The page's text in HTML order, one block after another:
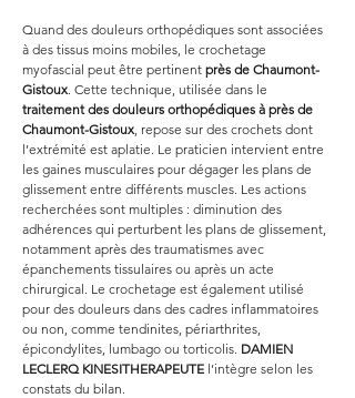
Quand des douleurs orthopédiques sont associées
à des tissus moins mobiles, le crochetage
myofascial peut être pertinent près de Chaumont-
Gistoux. Cette technique, utilisée dans le
traitement des douleurs orthopédiques à près de
Chaumont-Gistoux, repose sur des crochets dont
l’extrémité est aplatie. Le praticien intervient entre
les gaines musculaires pour dégager les plans de
glissement entre différents muscles. Les actions
recherchées sont multiples : diminution des
adhérences qui perturbent les plans de glissement,
notamment après des traumatismes avec
épanchements tissulaires ou après un acte
chirurgical. Le crochetage est également utilisé
pour des douleurs dans des cadres inflammatoires
ou non, comme tendinites, périarthrites,
épicondylites, lumbago ou torticolis. DAMIEN
LECLERQ KINESITHERAPEUTE l’intègre selon les
constats du bilan.